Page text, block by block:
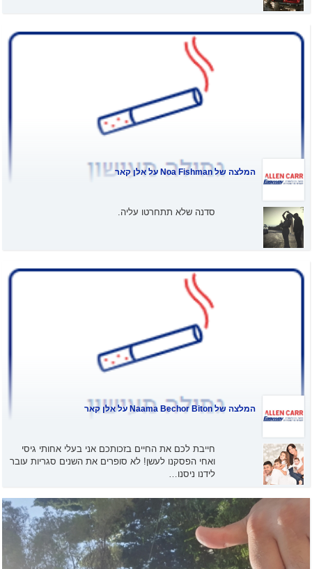
המלצה של על אלן קאר
סדנה שלא תתחרטו עליה.
המלצה של על אלן קאר
חייבת לכם את החיים בזכותכם אני בעלי אחותי גיסי
ואחי הפסקנו לעשן! לא סופרים את השנים סגריות עובר
לידנו ניסנו…